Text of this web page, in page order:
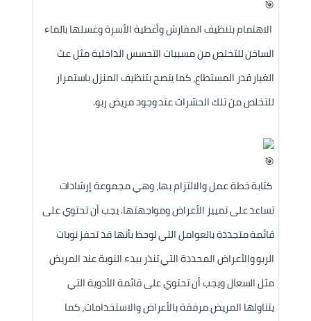
الاهتمام بتنظيف المفارش وأغطية الأسرة وغسلها بالماء
الساخن للتخلص من مسببات التحسس الداخلية مثل عث
الغبار قدر المستطاع، كما ينصح بتنظيف المنزل باستمرار
للتخلص من تلك الحشرات عند وجود مريض ربو.
كتابة خطة عمل والالتزام بها، وهي مجموعة إرشادات
تساعد على تمييز الأعراض ومواجهتها. يجب أن تحتوي على
قائمة متجددة بالعوامل التي لوحظ بأنها قد تحفز نوبات
الربو والأعراض المحددة التي تنذر ببدء النوبة عند المريض
مثل السعال ويجب أن تحتوي على قائمة الأدوية التي
يتناولها المريض مرفقة بالأعراض والاستخدامات، كما